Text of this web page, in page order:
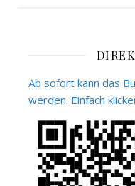
Ab sofort kann das
werden. Einfach